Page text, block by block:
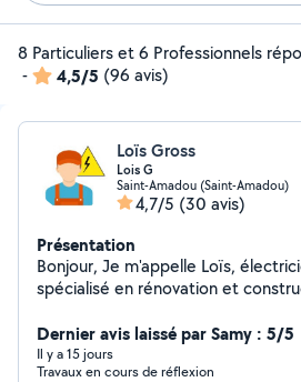
8 Particuliers et 6 Professionnels
-
4,5/5 (96 avis)
Loïs Gross
Lois G
Saint-Amadou (Saint-Amadou)
4,7/5 (30 avis)
Présentation
Bonjour, Je m'appelle Loïs, électricien depuis 4 ans,
spécialisé en rénovation et
travaux de manutention. Contactez-moi pour vos
Dernier avis laissé par Samy : 5/5
Il y a 15 jours
Travaux en cours de réflexion